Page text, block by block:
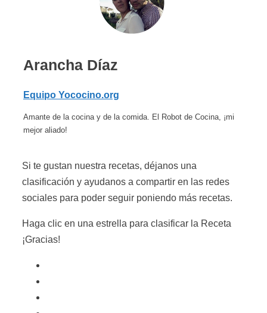
Arancha Díaz
Equipo Yococino.org
Amante de la cocina y de la comida. El Robot de Cocina, ¡mi
mejor aliado!
Si te gustan nuestra recetas, déjanos una
clasificación y ayudanos a compartir en las redes
sociales para poder seguir poniendo más recetas.
Haga clic en una estrella para clasificar la Receta
¡Gracias!